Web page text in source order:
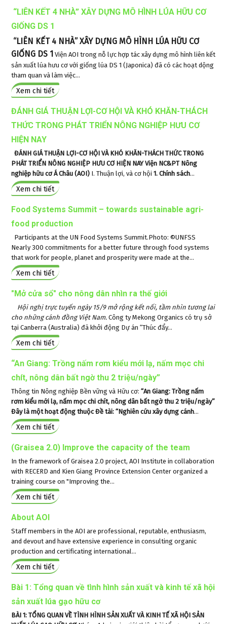
“LIÊN KẾT 4 NHÀ” XÂY DỰNG MÔ HÌNH LÚA HỮU CƠ
GIỐNG DS 1
“LIÊN KẾT 4 NHÀ” XÂY DỰNG MÔ HÌNH LÚA HỮU CƠ
GIỐNG DS 1 Viện AOI trong nỗ lực hợp tác xây dựng mô hình liên kết
sản xuất lúa hưu cơ với giống lúa DS 1 (Japonica) đã có các hoạt dộng
tham quan và làm việc...
Xem chi tiết
ĐÁNH GIÁ THUẬN LỢI-CƠ HỘI VÀ KHÓ KHĂN-THÁCH
THỨC TRONG PHÁT TRIỂN NÔNG NGHIỆP HƯU CƠ
HIỆN NAY
ĐÁNH GIÁ THUẬN LỢI-CƠ HỘI VÀ KHÓ KHĂN-THÁCH THỨC TRONG
PHÁT TRIỂN NÔNG NGHIỆP HƯU CƠ HIỆN NAY Viện NC&PT Nông
nghiệp hữu cơ Á Châu (AOI) I. Thuận lợi, và cơ hội1. Chính sách...
Xem chi tiết
Food Systems Summit – towards sustainable agri-
food production
Participants at the UN Food Systems Summit.Photo: ©UNFSS
Nearly 300 commitments for a better future through food systems
that work for people, planet and prosperity were made at the...
Xem chi tiết
"Mở cửa sổ" cho nông dân nhìn ra thế giới
Hội nghị trực tuyến ngày 15/9 mở rộng kết nối, tầm nhìn tương lai
cho những cánh đồng Việt Nam. Công ty Mekong Organics có trụ sở
tại Canberra (Australia) đã khởi động Dự án “Thúc đẩy...
Xem chi tiết
“An Giang: Trồng nấm rơm kiểu mới lạ, nấm mọc chi
chít, nông dân bất ngờ thu 2 triệu/ngày”
Thông tin Nông nghiệp Bền vững và Hữu cơ:“An Giang: Trồng nấm
rơm kiểu mới lạ, nấm mọc chi chít, nông dân bất ngờ thu 2 triệu/ngày”
Đây là một hoạt động thuộc Đề tài: “Nghiên cứu xây dựng cánh...
Xem chi tiết
(Graisea 2.0) Improve the capacity of the team
In the framework of Graisea 2.0 project, AOI Institute in collaboration
with RECERD and Kien Giang Province Extension Center organized a
training course on "Improving the...
Xem chi tiết
About AOI
Staff members in the AOI are professional, reputable, enthusiasm,
and devout and have extensive experience in consulting organic
production and certificating international...
Xem chi tiết
Bài 1: Tổng quan về tình hình sản xuất và kinh tế xã hội
sản xuất lúa gạo hữu cơ
BÀI 1: TỔNG QUAN VỀ TÌNH HÌNH SẢN XUẤT VÀ KINH TẾ XÃ HỘI SẢN